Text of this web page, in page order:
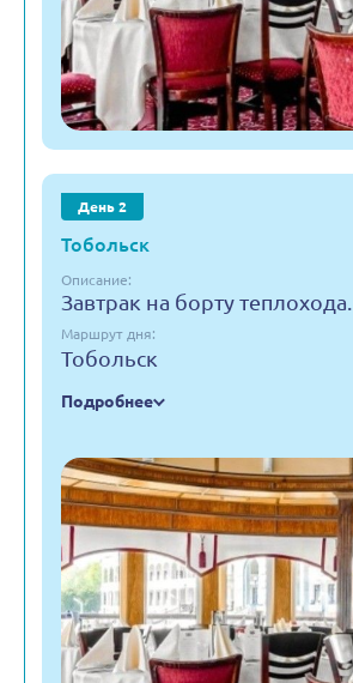
День 2
Тобольск
Описание:
Завтрак на борту теплохода.
Маршрут дня:
Тобольск
Подробнее